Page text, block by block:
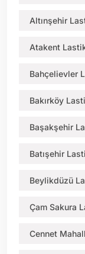
Altınşehir
Atakent
Bahçelievler
Bakırköy
Başakşehir
Batışehir
Beylikdüzü
Çam Sakura
Cennet